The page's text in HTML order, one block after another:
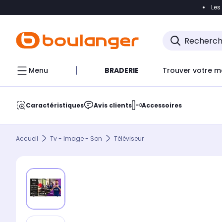
Accéder
Menu BRADERIE Trouver votre
Caractéristiques Avis clients Accessoires
Accueil Tv - Image - Son Téléviseur